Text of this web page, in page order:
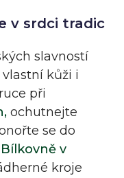
v srdci tradic
slavností
kůži i
při
ochutnejte
se do
Bílkovně v
kroje